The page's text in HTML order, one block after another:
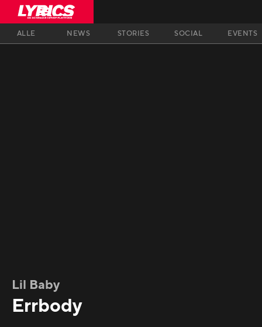
ALLE NEWS STORIES SOCIAL EVENTS
Lil Baby
Errbody